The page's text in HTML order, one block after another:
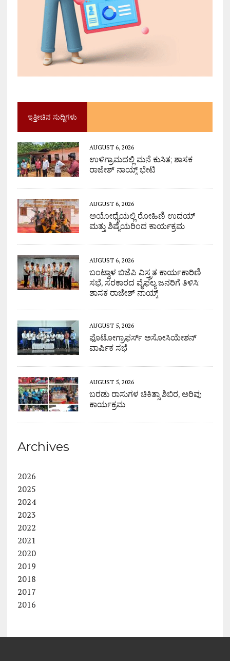
ಇತ್ತೀಚಿನ ಸುದ್ದಿಗಳು
AUGUST 6, 2026
ಉಳಿಗ್ರಾಮದಲ್ಲಿ ಮನೆ ಕುಸಿತ; ಶಾಸಕ
ರಾಜೇಶ್ ನಾಯ್ಕ್ ಭೇಟಿ
AUGUST 6, 2026
ಅಯೋಧ್ಯೆಯಲ್ಲಿ ರೋಹಿಣಿ ಉದಯ್
ಮತ್ತು ಶಿಷ್ಯೆಯರಿಂದ ಕಾರ್ಯಕ್ರಮ
AUGUST 6, 2026
ಬಂಟ್ವಾಳ ಬಿಜೆಪಿ ವಿಸ್ತ್ರತ ಕಾರ್ಯಕಾರಿಣಿ
ಸಭೆ, ಸರಕಾರದ ವೈಫಲ್ಯ ಜನರಿಗೆ ತಿಳಿಸಿ:
ಶಾಸಕ ರಾಜೇಶ್ ನಾಯ್ಕ್
AUGUST 5, 2026
ಫೊಟೋಗ್ರಾಫರ್ಸ್ ಅಸೋಸಿಯೇಶನ್
ವಾರ್ಷಿಕ ಸಭೆ
AUGUST 5, 2026
ಬರಡು ರಾಸುಗಳ ಚಿಕಿತ್ಸಾ ಶಿಬಿರ, ಅರಿವು
ಕಾರ್ಯಕ್ರಮ
Archives
2026
2025
2024
2023
2022
2021
2020
2019
2018
2017
2016